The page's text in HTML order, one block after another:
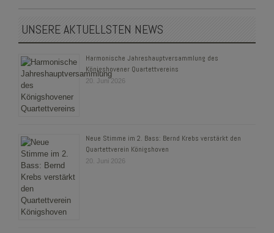
UNSERE AKTUELLSTEN NEWS
Harmonische Jahreshauptversammlung des
Königshovener Quartettvereins
20. Juni 2026
Neue Stimme im 2. Bass: Bernd Krebs verstärkt den
Quartettverein Königshoven
20. Juni 2026